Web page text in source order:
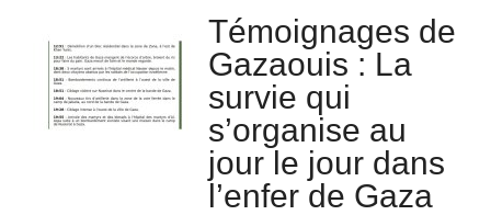
Témoignages de
Gazaouis : La
survie qui
s’organise au
jour le jour dans
l’enfer de Gaza